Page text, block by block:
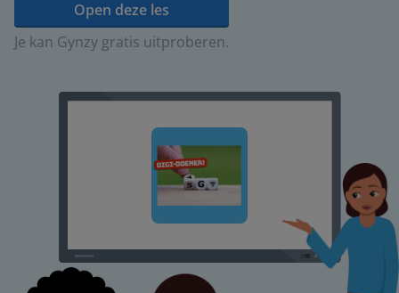
Open deze les
Je kan Gynzy gratis uitproberen.